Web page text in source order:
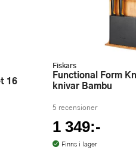
Fiskars
Functional Form Knivblock med 5
knivar Bambu
5 recensioner
1 349:-
Finns i lager